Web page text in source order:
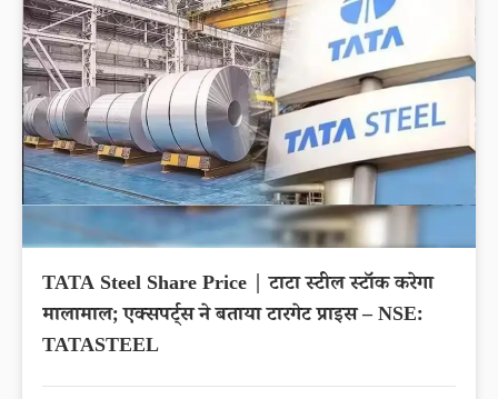
TATA Steel Share Price | टाटा स्टील स्टॉक करेगा
मालामाल; एक्सपर्ट्स ने बताया टारगेट प्राइस – NSE:
TATASTEEL